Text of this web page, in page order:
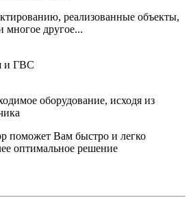
реализованные объекты,
многое другое...
и ГВС
оборудование, исходя из
поможет Вам быстро и легко
оптимальное решение